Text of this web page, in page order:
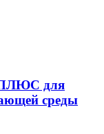
ПЛЮС для
среды